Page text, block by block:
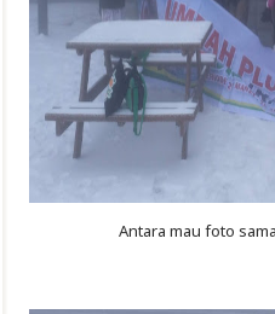
Antara mau foto